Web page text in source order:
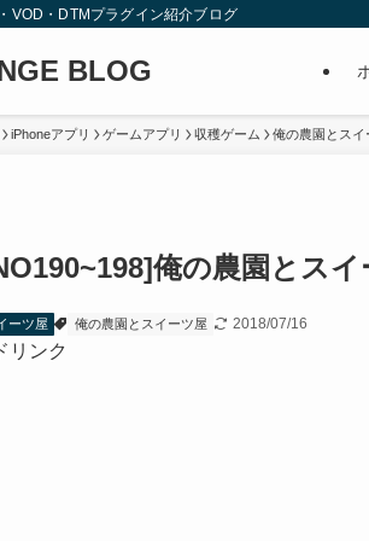
VOD・DTMプラグイン紹介ブログ
BLOG
iPhoneアプリ ゲームアプリ 収穫ゲーム 俺の農園とスイ
俺の農園とス
ーツ屋 俺の農園とスイーツ屋 2018/07/16
リンク